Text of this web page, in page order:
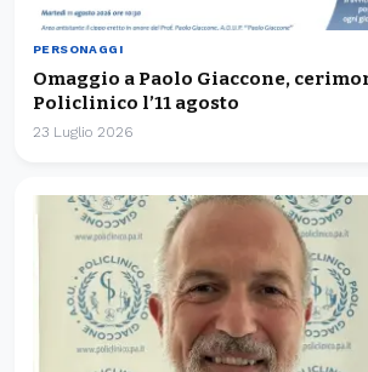
PERSONAGGI
Omaggio a Paolo Giaccone,
Policlinico l’11 agosto
23 Luglio 2026